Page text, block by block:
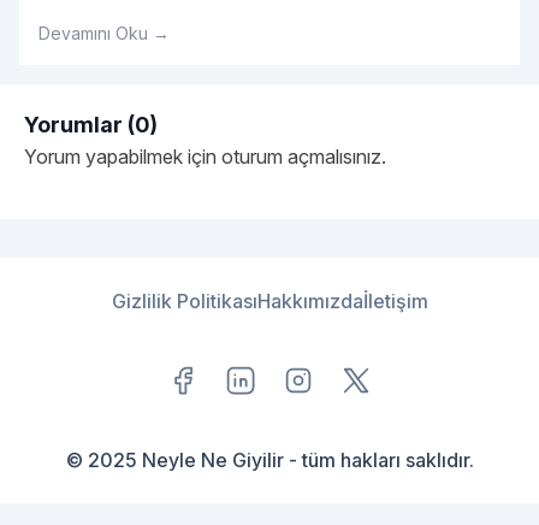
yönlü ürün opsiyonlarını bünyesinde barındıran 2025
bütçeden ürünün kolaylıkla bulunabildiği kategori
kapsamında erkek giyim tarzlarını yeniden
şekillendirecekOkumaya devam et"Erkek Giyim Tarzları ve
Devamını Oku →
Yorumlar (0)
Yorum yapabilmek için oturum açmalısınız.
Gizlilik PolitikasıHakkımızdaİletişim
© 2025 Neyle Ne Giyilir - tüm hakları saklıdır.